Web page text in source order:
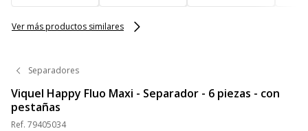
Ver más productos similares
Separadores
Viquel Happy Fluo Maxi - Separador - 6 piezas - con
pestañas
Ref. 79405034